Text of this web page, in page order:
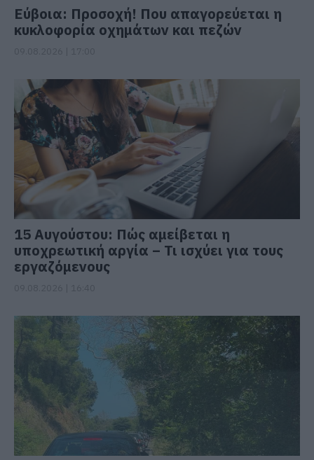
Εύβοια: Προσοχή! Που απαγορεύεται η
κυκλοφορία οχημάτων και πεζών
15 Αυγούστου: Πώς αμείβεται η
υποχρεωτική αργία – Τι ισχύει για τους
εργαζόμενους